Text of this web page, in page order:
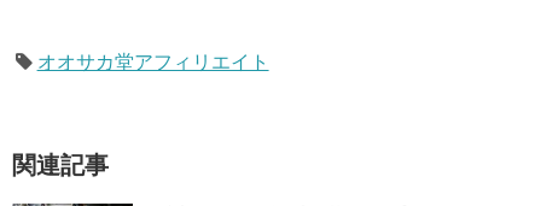
オオサカ堂アフィリエイト
関連記事